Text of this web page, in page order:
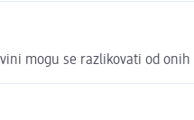
mogu se razlikovati od